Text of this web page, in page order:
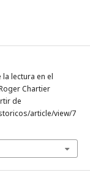
la lectura en el
Chartier
de
article/view/7